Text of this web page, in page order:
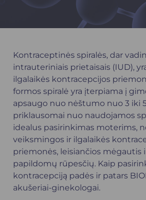
Kontraceptinės spiralės, dar
intrauteriniais prietaisais (IUD),
ilgalaikės kontracepcijos
formos spiralė yra įterpiama į
apsaugo nuo nėštumo nuo 3 iki
priklausomai nuo naudojamos
idealus pasirinkimas moterims,
veiksmingos ir ilgalaikės
priemonės, leisiančios
papildomų rūpesčių. Kaip
kontracepciją padės ir patars
akušeriai-ginekologai.